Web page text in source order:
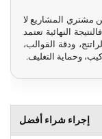
مشتري المشاريع لا
النهائية تعتمد
ودقة القوالب،
وحماية التغليف.
إجراء شراء أفضل